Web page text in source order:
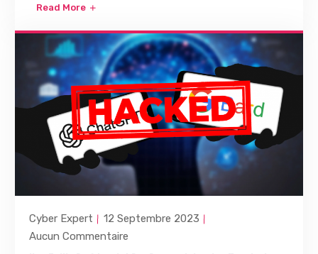
Read More
Cyber Expert
12 Septembre 2023
Aucun Commentaire